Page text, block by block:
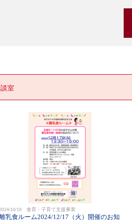
室
10/10 食育・子育て支援事業
乳食ルーム2024/12/17（火）開催のお知